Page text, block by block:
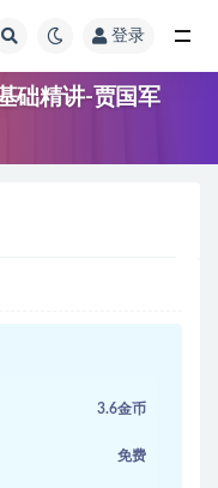
登录
础精讲-贾国军
3.6金币
免费